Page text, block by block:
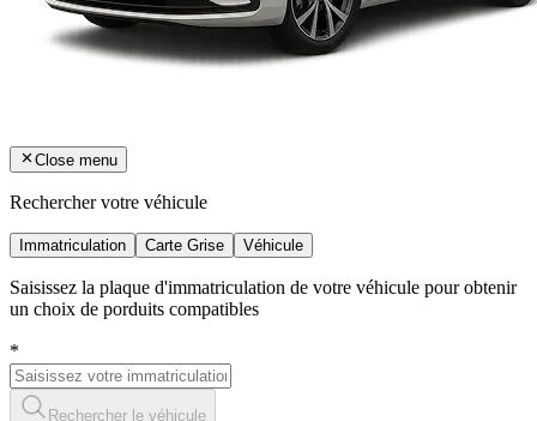
Close menu
Rechercher votre véhicule
Immatriculation Carte Grise Véhicule
Saisissez la plaque d'immatriculation de votre véhicule pour obtenir
un choix de porduits compatibles
*
Rechercher le véhicule